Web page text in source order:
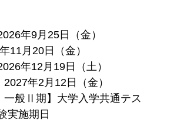
年9月25日（金）
11月20日（金）
年12月19日（土）
年2月12日（金）
一般Ⅱ期】大学入学共通テス
実施期日